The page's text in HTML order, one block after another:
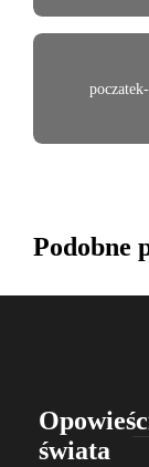
Podobne
świata